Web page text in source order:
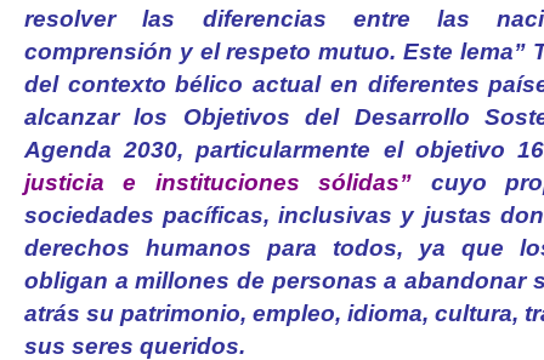
resolver las diferencias entre las
comprensión y el respeto mutuo. Este lema”
del contexto bélico actual en diferentes
alcanzar los Objetivos del Desarrollo
Agenda 2030, particularmente el objetivo
justicia e instituciones sólidas” cuyo
sociedades pacíficas, inclusivas y justas
derechos humanos para todos, ya que
obligan a millones de personas a abandonar
atrás su patrimonio, empleo, idioma, cultura,
sus seres queridos.